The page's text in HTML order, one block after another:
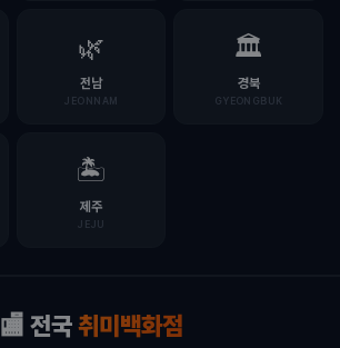
🌿
전남
JEONNAM
🏛️
경북
GYEONGBUK
🏝️
제주
JEJU
🏬 전국취미백화점